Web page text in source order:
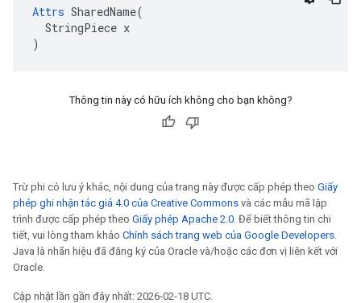
Attrs SharedName(
  StringPiece x
)
Thông tin này có hữu ích không cho bạn không?
Trừ phi có lưu ý khác, nội dung của trang này được cấp phép theo Giấy
phép ghi nhận tác giả 4.0 của Creative Commons và các mẫu mã lập
trình được cấp phép theo Giấy phép Apache 2.0. Để biết thông tin chi
tiết, vui lòng tham khảo Chính sách trang web của Google Developers.
Java là nhãn hiệu đã đăng ký của Oracle và/hoặc các đơn vị liên kết với
Oracle.
Cập nhật lần gần đây nhất: 2026-02-18 UTC.